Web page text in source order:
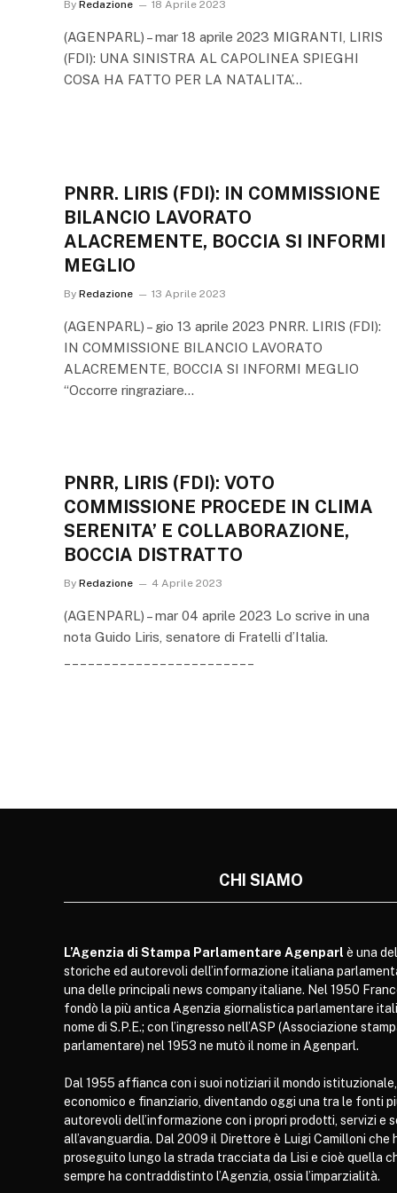
By Redazione 18 Aprile 2023
(AGENPARL) – mar 18 aprile 2023 MIGRANTI, LIRIS
(FDI): UNA SINISTRA AL CAPOLINEA SPIEGHI
COSA HA FATTO PER LA NATALITA’…
PNRR. LIRIS (FDI): IN COMMISSIONE
BILANCIO LAVORATO
ALACREMENTE, BOCCIA SI INFORMI
MEGLIO
By Redazione 13 Aprile 2023
(AGENPARL) – gio 13 aprile 2023 PNRR. LIRIS (FDI):
IN COMMISSIONE BILANCIO LAVORATO
ALACREMENTE, BOCCIA SI INFORMI MEGLIO
“Occorre ringraziare…
PNRR, LIRIS (FDI): VOTO
COMMISSIONE PROCEDE IN CLIMA
SERENITA’ E COLLABORAZIONE,
BOCCIA DISTRATTO
By Redazione 4 Aprile 2023
(AGENPARL) – mar 04 aprile 2023 Lo scrive in una
nota Guido Liris, senatore di Fratelli d’Italia.
CHI SIAMO
L’Agenzia di Stampa Parlamentare Agenparl è una
storiche ed autorevoli dell’informazione italiana
una delle principali news company italiane. Nel 1950
fondò la più antica Agenzia giornalistica parlamentare
nome di S.P.E.; con l’ingresso nell’ASP (Associazione
parlamentare) nel 1953 ne mutò il nome in Agenparl.
Dal 1955 affianca con i suoi notiziari il mondo
economico e finanziario, diventando oggi una tra le fonti
autorevoli dell’informazione con i propri prodotti, servizi e
all’avanguardia. Dal 2009 il Direttore è Luigi Camilloni che
proseguito lungo la strada tracciata da Lisi e cioè quella
sempre ha contraddistinto l’Agenzia, ossia l’imparzialità.